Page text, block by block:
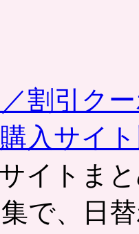
割引ク
入サイ
イトま
で、日